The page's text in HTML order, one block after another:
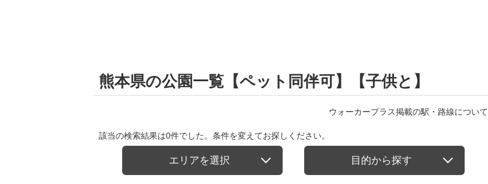
熊本県の公園一覧【ペット同伴可】【子供と】
ウォーカープラス掲載の駅・路線について
該当の検索結果は0件でした。条件を変えてお探しください。
エリアを選択 目的から探す